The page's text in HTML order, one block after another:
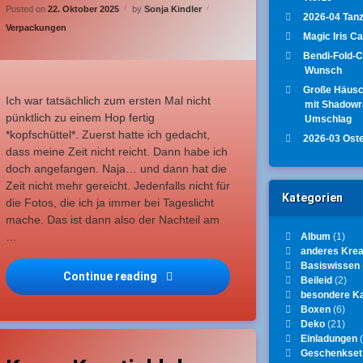
2025-10
Posted on22. Oktober 2025 bySonja Kindler
Categories:
Verpackungen
Ich war tatsächlich zum ersten Mal nicht
pünktlich zu einem Hop fertig
*kopfschüttel*. Zuerst hatte ich gedacht,
dass meine Zeit nicht reicht. Dann habe ich
doch angefangen. Naja… und dann hat die
Zeit nicht mehr gereicht. Jedenfalls nicht für
die Fotos, die ich ja immer bei Tageslicht
mache. Das ist dann also der Nachteil am
Continue reading Karos Kreativklub – 2025-10-2-
on Karos Kreativklub – 2025-10-1-Vier-Würfel-Karte
2026-04
Magic Iris
Bendi-Fold-
Wunsch
Große
mit
Umschlag
2026-03
Kategorien
Album (1)
anderes
Basiswissen
Beileid(2)
besondere
Boxen(6)
Deko(21)
Einladungen
Geschenkset